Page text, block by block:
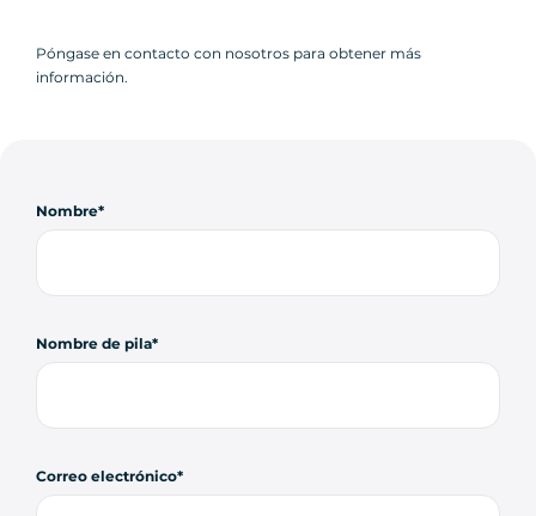
Póngase en contacto con nosotros para obtener más
información.
Nombre
Nombre de pila
Correo electrónico